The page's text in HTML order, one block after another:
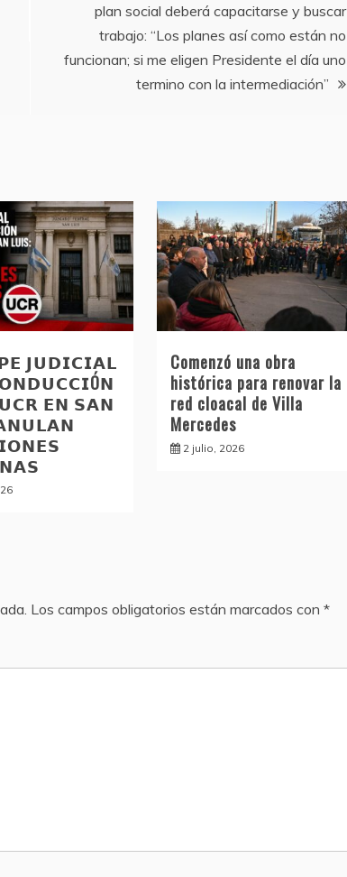
plan social deberá capacitarse y buscar
trabajo: “Los planes así como están no
funcionan; si me eligen Presidente el día uno
termino con la intermediación”
𝗝𝗨𝗗𝗜𝗖𝗜𝗔𝗟
𝗘𝗡 𝗦𝗔𝗡
Comenzó una obra
histórica para renovar la
red cloacal de Villa
Mercedes
2 julio, 2026
Los campos obligatorios están marcados con *